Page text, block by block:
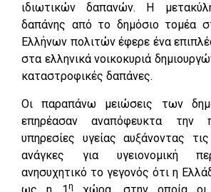
ιδιωτικών δαπανών. Η
δαπάνης από το δημόσιο τομέα
Ελλήνων πολιτών έφερε ένα
στα ελληνικά νοικοκυριά
καταστροφικές δαπάνες.
Οι παραπάνω μειώσεις των
επηρέασαν αναπόφευκτα την
υπηρεσίες υγείας αυξάνοντας τις
ανάγκες για υγειονομική
ανησυχητικό το γεγονός ότι η
ως η 1η
χώρα, στην οποία οι